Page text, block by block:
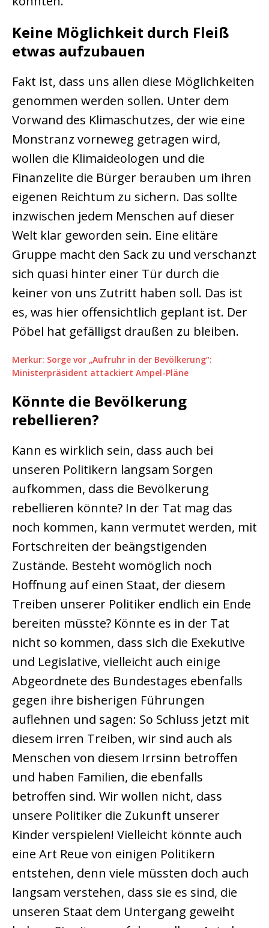
Keine Möglichkeit durch Fleiß
etwas aufzubauen
Fakt ist, dass uns allen diese Möglichkeiten
genommen werden sollen. Unter dem
Vorwand des Klimaschutzes, der wie eine
Monstranz vorneweg getragen wird,
wollen die Klimaideologen und die
Finanzelite die Bürger berauben um ihren
eigenen Reichtum zu sichern. Das sollte
inzwischen jedem Menschen auf dieser
Welt klar geworden sein. Eine elitäre
Gruppe macht den Sack zu und verschanzt
sich quasi hinter einer Tür durch die
keiner von uns Zutritt haben soll. Das ist
es, was hier offensichtlich geplant ist. Der
Pöbel hat gefälligst draußen zu bleiben.
Merkur: Sorge vor „Aufruhr in der Bevölkerung“:
Ministerpräsident attackiert Ampel-Pläne
Könnte die Bevölkerung
rebellieren?
Kann es wirklich sein, dass auch bei
unseren Politikern langsam Sorgen
aufkommen, dass die Bevölkerung
rebellieren könnte? In der Tat mag das
noch kommen, kann vermutet werden, mit
Fortschreiten der beängstigenden
Zustände. Besteht womöglich noch
Hoffnung auf einen Staat, der diesem
Treiben unserer Politiker endlich ein Ende
bereiten müsste? Könnte es in der Tat
nicht so kommen, dass sich die Exekutive
und Legislative, vielleicht auch einige
Abgeordnete des Bundestages ebenfalls
gegen ihre bisherigen Führungen
auflehnen und sagen: So Schluss jetzt mit
diesem irren Treiben, wir sind auch als
Menschen von diesem Irrsinn betroffen
und haben Familien, die ebenfalls
betroffen sind. Wir wollen nicht, dass
unsere Politiker die Zukunft unserer
Kinder verspielen! Vielleicht könnte auch
eine Art Reue von einigen Politikern
entstehen, denn viele müssten doch auch
langsam verstehen, dass sie es sind, die
unseren Staat dem Untergang geweiht